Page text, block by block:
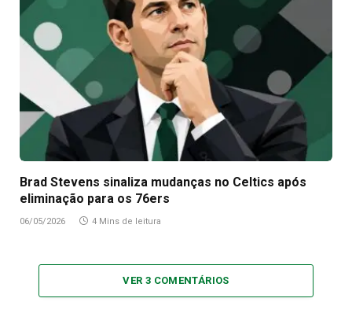
Brad Stevens sinaliza mudanças no Celtics após
eliminação para os 76ers
06/05/2026 4 Mins de leitura
VER 3 COMENTÁRIOS